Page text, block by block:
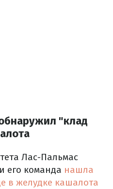
"клад
Лас-Пальмас
его команда нашла
в желудке кашалота